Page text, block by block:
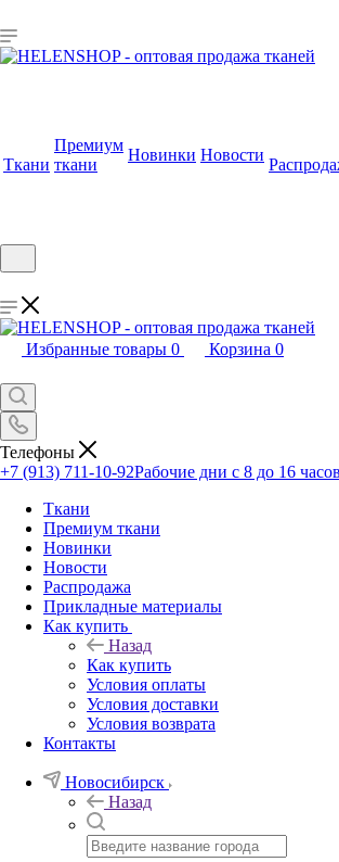
Ткани
Премиум
ткани
Новинки Новости
Избранные товары 0 Корзина 0
Телефоны
+7 (913) 711-10-92Рабочие дни с 8 до 16 часов
Ткани
Премиум ткани
Новинки
Новости
Распродажа
Прикладные материалы
Как купить
Назад
Как купить
Условия оплаты
Условия доставки
Условия возврата
Контакты
Новосибирск
Назад